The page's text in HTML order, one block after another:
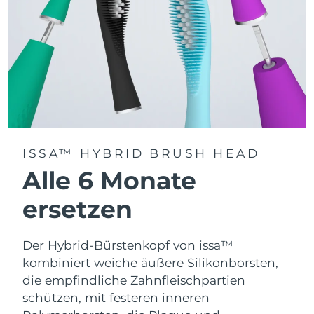
ISSA™ HYBRID BRUSH HEAD
Alle 6 Monate
ersetzen
Der Hybrid-Bürstenkopf von issa™
kombiniert weiche äußere Silikonborsten,
die empfindliche Zahnfleischpartien
schützen, mit festeren inneren